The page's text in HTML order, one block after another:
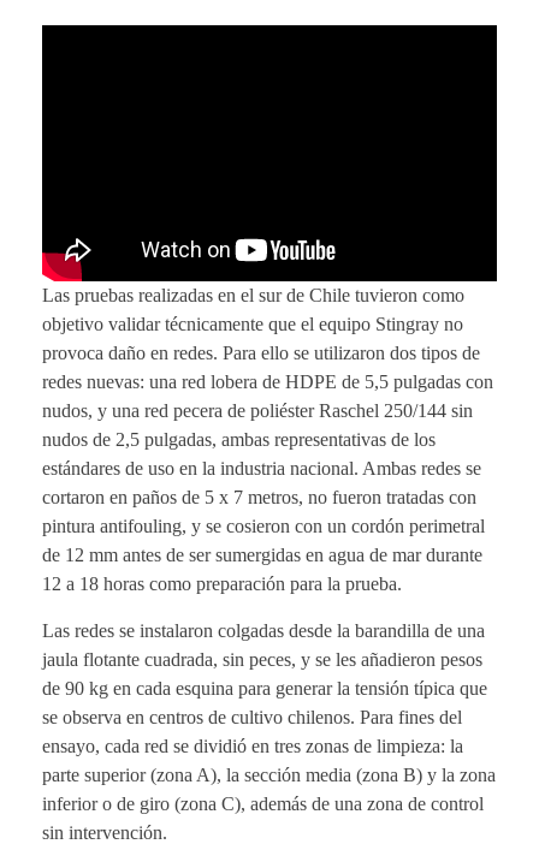
Las pruebas realizadas en el sur de Chile tuvieron como
objetivo validar técnicamente que el equipo Stingray no
provoca daño en redes. Para ello se utilizaron dos tipos de
redes nuevas: una red lobera de HDPE de 5,5 pulgadas con
nudos, y una red pecera de poliéster Raschel 250/144 sin
nudos de 2,5 pulgadas, ambas representativas de los
estándares de uso en la industria nacional. Ambas redes se
cortaron en paños de 5 x 7 metros, no fueron tratadas con
pintura antifouling, y se cosieron con un cordón perimetral
de 12 mm antes de ser sumergidas en agua de mar durante
12 a 18 horas como preparación para la prueba.
Las redes se instalaron colgadas desde la barandilla de una
jaula flotante cuadrada, sin peces, y se les añadieron pesos
de 90 kg en cada esquina para generar la tensión típica que
se observa en centros de cultivo chilenos. Para fines del
ensayo, cada red se dividió en tres zonas de limpieza: la
parte superior (zona A), la sección media (zona B) y la zona
inferior o de giro (zona C), además de una zona de control
sin intervención.